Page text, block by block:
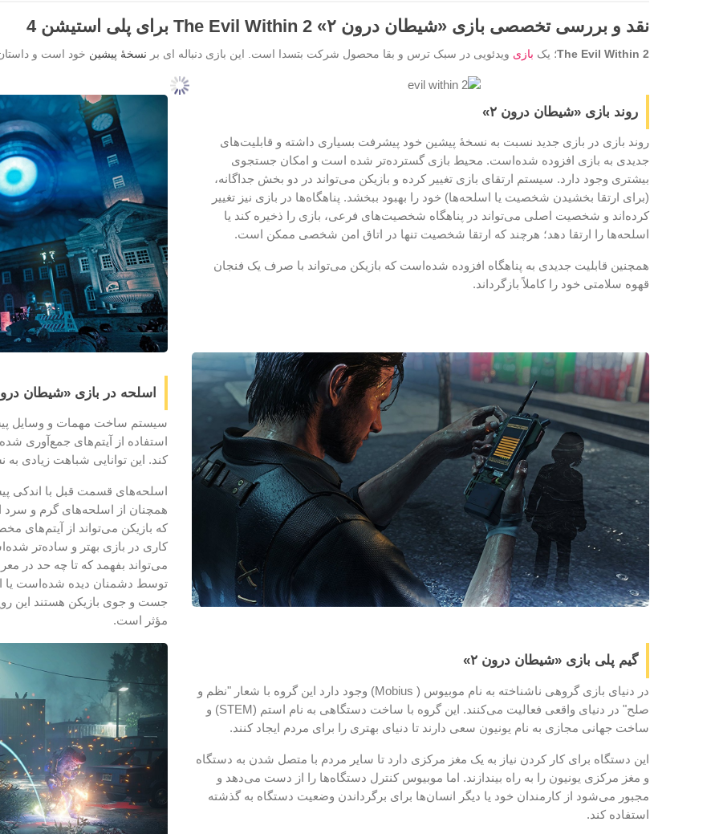
نقد و بررسی تخصصی بازی «شیطان درون ۲» The Evil Within 2 برای پلی استیشن 4
The Evil Within 2؛ یک بازی ویدئویی در سبک ترس و بقا محصول شرکت بتسدا است. این بازی دنباله ای بر نسخهٔ پیشین خود است و
روند بازی «شیطان درون ۲»
روند بازی در بازی جدید نسبت به نسخهٔ پیشین خود پیشرفت بسیاری داشته و قابلیت‌های
جدیدی به بازی افزوده شده‌است. محیط بازی گسترده‌تر شده‌ است و امکان جستجوی
بیشتری وجود دارد. سیستم ارتقای بازی تغییر کرده و بازیکن می‌تواند در دو بخش جداگانه،
(برای ارتقا بخشیدن شخصیت یا اسلحه‌ها) خود را بهبود ببخشد. پناهگاه‌ها در بازی نیز تغییر
کرده‌اند و شخصیت اصلی می‌تواند در پناهگاه شخصیت‌های فرعی، بازی را ذخیره کند یا
اسلحه‌ها را ارتقا دهد؛ هرچند که ارتقا شخصیت تنها در اتاق امن شخصی ممکن است.
همچنین قابلیت جدیدی به پناهگاه افزوده شده‌است که بازیکن می‌تواند با صرف یک فنجان
قهوه سلامتی خود را کاملاً بازگرداند.
اسلحه در بازی «شیطان
سیستم ساخت مهمات و وسایل
استفاده از آیتم‌های جمع‌آوری
کند. این توانایی شباهت زیادی
اسلحه‌های قسمت قبل با اندکی
همچنان از اسلحه‌های گرم و سرد
که بازیکن می‌تواند از
کاری در بازی بهتر و ساده‌تر
می‌تواند بفهمد که تا چه حد در
توسط دشمنان دیده شده‌است یا
جست و جوی بازیکن هستند این
مؤثر است.
گیم پلی بازی «شیطان درون ۲»
در دنیای بازی گروهی ناشناخته به نام موبیوس ( Mobius) وجود دارد این گروه با شعار "نظم و
صلح" در دنیای واقعی فعالیت می‌کنند. این گروه با ساخت دستگاهی به نام استم (STEM) و
ساخت جهانی مجازی به نام یونیون سعی دارند تا دنیای بهتری را برای مردم ایجاد کنند.
این دستگاه برای کار کردن نیاز به یک مغز مرکزی دارد تا سایر مردم با متصل شدن به دستگاه
و مغز مرکزی یونیون را به راه بیندازند. اما موبیوس کنترل دستگاه‌ها را از دست می‌دهد و
مجبور می‌شود از کارمندان خود یا دیگر انسان‌ها برای برگرداندن وضعیت دستگاه به گذشته
استفاده کند.